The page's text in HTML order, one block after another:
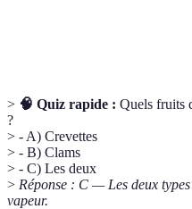
> 🧠 Quiz rapide : Quels fruits
?
> - A) Crevettes
> - B) Clams
> - C) Les deux
> Réponse : C — Les deux
vapeur.